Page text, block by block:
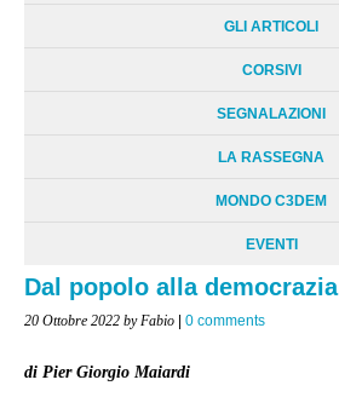
GLI ARTICOLI
CORSIVI
SEGNALAZIONI
LA RASSEGNA
MONDO C3DEM
EVENTI
Dal popolo alla democrazia
20 Ottobre 2022 by Fabio | 0 comments
di Pier Giorgio Maiardi